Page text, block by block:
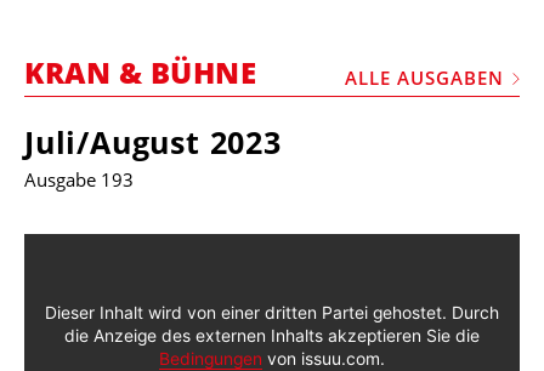
MARKTPLATZ
WÄHRUNGSRECHNER
KRAN & BÜHNE ALLE AUSGABEN
Juli/August 2023
Ausgabe 193
Dieser Inhalt wird von einer dritten Partei gehostet. Durch
die Anzeige des externen Inhalts akzeptieren Sie die
Bedingungen von issuu.com.